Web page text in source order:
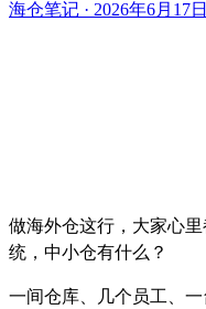
海仓笔记 · 2026年6月17日
做海外仓这行，大家心
统，中小仓有什么？
一间仓库、几个员工、